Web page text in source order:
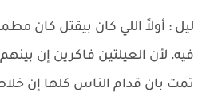
ليل : أولاً اللي كان بيقتل
فيه، لأن العيلتين فاكرين إن
تمت بان قدام الناس كلها إن